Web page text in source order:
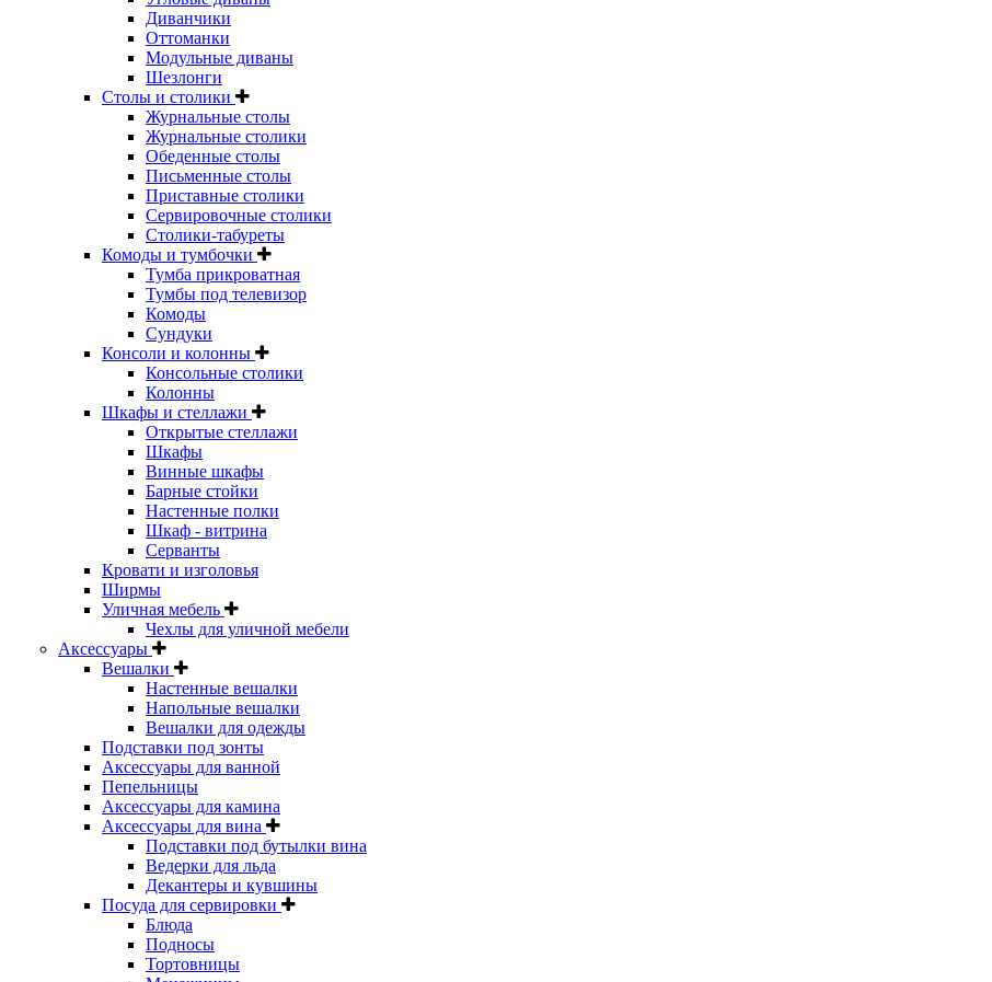
Диванчики
Оттоманки
Модульные диваны
Шезлонги
Столы и столики
Журнальные столы
Журнальные столики
Обеденные столы
Письменные столы
Приставные столики
Сервировочные столики
Столики-табуреты
Комоды и тумбочки
Тумба прикроватная
Тумбы под телевизор
Комоды
Сундуки
Консоли и колонны
Консольные столики
Колонны
Шкафы и стеллажи
Открытые стеллажи
Шкафы
Винные шкафы
Барные стойки
Настенные полки
Шкаф - витрина
Серванты
Кровати и изголовья
Ширмы
Уличная мебель
Чехлы для уличной мебели
Аксессуары
Вешалки
Настенные вешалки
Напольные вешалки
Вешалки для одежды
Подставки под зонты
Аксессуары для ванной
Пепельницы
Аксессуары для камина
Аксессуары для вина
Подставки под бутылки вина
Ведерки для льда
Декантеры и кувшины
Посуда для сервировки
Блюда
Подносы
Тортовницы